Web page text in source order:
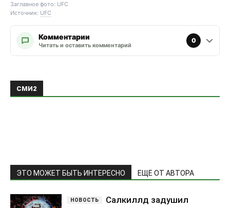
Заглавное фото: UFC
Источник: UFC
Комментарии
Читать и оставить комментарий
0
Единоборства •
UFC
нокаут в бою с Моралесом
Волкановски защитит